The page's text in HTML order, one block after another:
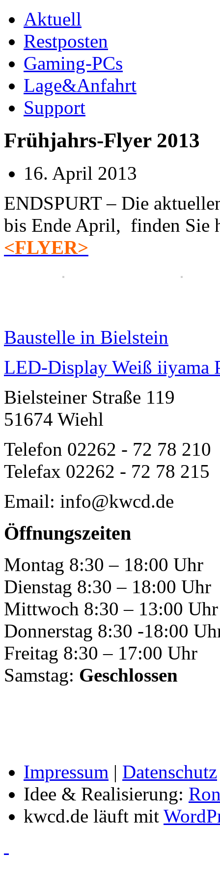
Aktuell
Restposten
Gaming-PCs
Lage&Anfahrt
Support
Frühjahrs-Flyer 2013
16. April 2013
ENDSPURT – Die
bis Ende April, finden Sie
<FLYER>
Baustelle in Bielstein
LED-Display Weiß iiyama
Bielsteiner Straße 119
51674 Wiehl
Telefon 02262 - 72 78 210
Telefax 02262 - 72 78 215
Email: info@kwcd.de
Öffnungszeiten
Montag 8:30 – 18:00 Uhr
Dienstag 8:30 – 18:00 Uhr
Mittwoch 8:30 – 13:00 Uhr
Donnerstag 8:30 -18:00
Freitag 8:30 – 17:00 Uhr
Samstag: Geschlossen
Impressum | Datenschutz
Idee & Realisierung:
kwcd.de läuft mit